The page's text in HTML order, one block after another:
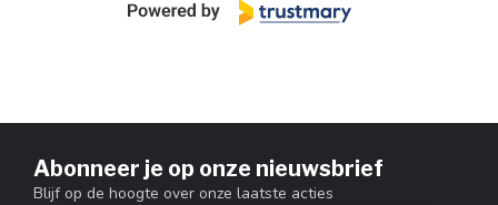
Abonneer je op onze nieuwsbrief
Blijf op de hoogte over onze laatste acties